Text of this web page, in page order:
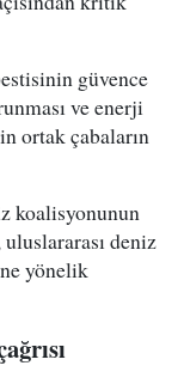
güvence
ve enerji
ortak çabaların
koalisyonunun
deniz
yönelik